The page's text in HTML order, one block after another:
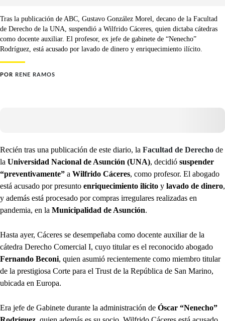
Tras la publicación de ABC, Gustavo González Morel, decano de la Facultad
de Derecho de la UNA, suspendió a Wilfrido Cáceres, quien dictaba cátedras
como docente auxiliar. El profesor, ex jefe de gabinete de “Nenecho”
Rodríguez, está acusado por lavado de dinero y enriquecimiento ilícito.
POR RENE RAMOS
Recién tras una publicación de este diario, la Facultad de Derecho de
la Universidad Nacional de Asunción (UNA), decidió suspender
“preventivamente” a Wilfrido Cáceres, como profesor. El abogado
está acusado por presunto enriquecimiento ilícito y lavado de dinero,
y además está procesado por compras irregulares realizadas en
pandemia, en la Municipalidad de Asunción.
Hasta ayer, Cáceres se desempeñaba como docente auxiliar de la
cátedra Derecho Comercial I, cuyo titular es el reconocido abogado
Fernando Beconi, quien asumió recientemente como miembro titular
de la prestigiosa Corte para el Trust de la República de San Marino,
ubicada en Europa.
Era jefe de Gabinete durante la administración de Óscar “Nenecho”